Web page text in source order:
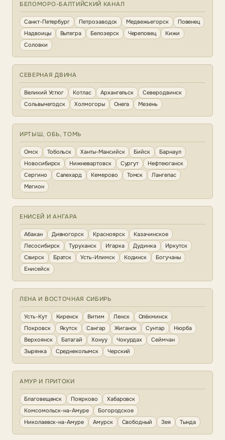
БЕЛОМОРО-БАЛТИЙСКИЙ КАНАЛ
Санкт-Петербург Петрозаводск Медвежьегорск
Повенец
Надвоицы
Вытегра Белозерск Череповец
Кижи
Соловки
СЕВЕРНАЯ ДВИНА
Великий Устюг Котлас Архангельск
Северодвинск
Сольвычегодск
Холмогоры Онега Мезень
ИРТЫШ, ОБЬ, ТОМЬ
Омск Тобольск Ханты-Мансийск Бийск
Барнаул
Новосибирск
Нижневартовск Сургут
Нефтеюганск
Сергино
Салехард Кемерово Томск
Лангепас
Мегион
ЕНИСЕЙ И АНГАРА
Абакан Дивногорск Красноярск
Казачинское
Лесосибирск
Туруханск Игарка Дудинка
Иркутск
Свирск
Братск Усть-Илимск Кодинск
Богучаны
Енисейск
ЛЕНА И ВОСТОЧНАЯ СИБИРЬ
Усть-Кут Киренск Витим Ленск
Олёкминск
Покровск
Якутск Сангар Жиганск Сунтар
Нюрба
Верхоянск
Батагай Хонуу Чокурдах
Сеймчан
Зырянка
Среднеколымск Черский
АМУР И ПРИТОКИ
Благовещенск Поярково
Хабаровск
Комсомольск-на-Амуре
Богородское
Николаевск-на-Амуре
Амурск Свободный Зея Тында